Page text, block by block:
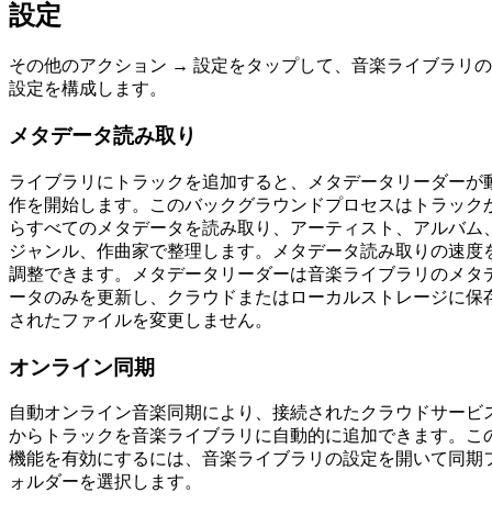
設定
その他のアクション → 設定をタップして、音楽ライブラリの
設定を構成します。
メタデータ読み取り
ライブラリにトラックを追加すると、メタデータリーダーが
作を開始します。このバックグラウンドプロセスはトラック
らすべてのメタデータを読み取り、アーティスト、アルバム
ジャンル、作曲家で整理します。メタデータ読み取りの速度
調整できます。メタデータリーダーは音楽ライブラリのメタ
ータのみを更新し、クラウドまたはローカルストレージに保
されたファイルを変更しません。
オンライン同期
自動オンライン音楽同期により、接続されたクラウドサービ
からトラックを音楽ライブラリに自動的に追加できます。こ
機能を有効にするには、音楽ライブラリの設定を開いて同期
ォルダーを選択します。